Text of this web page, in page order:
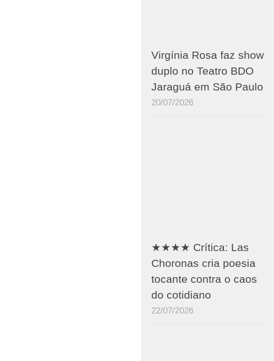
Virgínia Rosa faz show
duplo no Teatro BDO
Jaraguá em São Paulo
20/07/2026
★★★★ Crítica: Las
Choronas cria poesia
tocante contra o caos
do cotidiano
22/07/2026